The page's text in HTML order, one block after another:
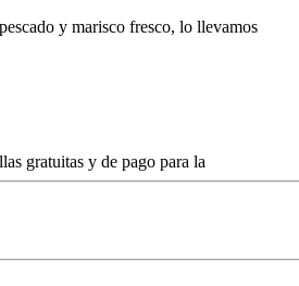
y marisco fresco, lo llevamos
gratuitas y de pago para la